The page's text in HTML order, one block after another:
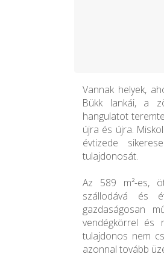
Vannak helyek,
Bükk lankái, a
hangulatot
újra és újra.
évtizede
tulajdonosát.
Az 589 m²-es,
szállodává és
gazdaságosan
vendégkörrel és
tulajdonos nem
azonnal tovább